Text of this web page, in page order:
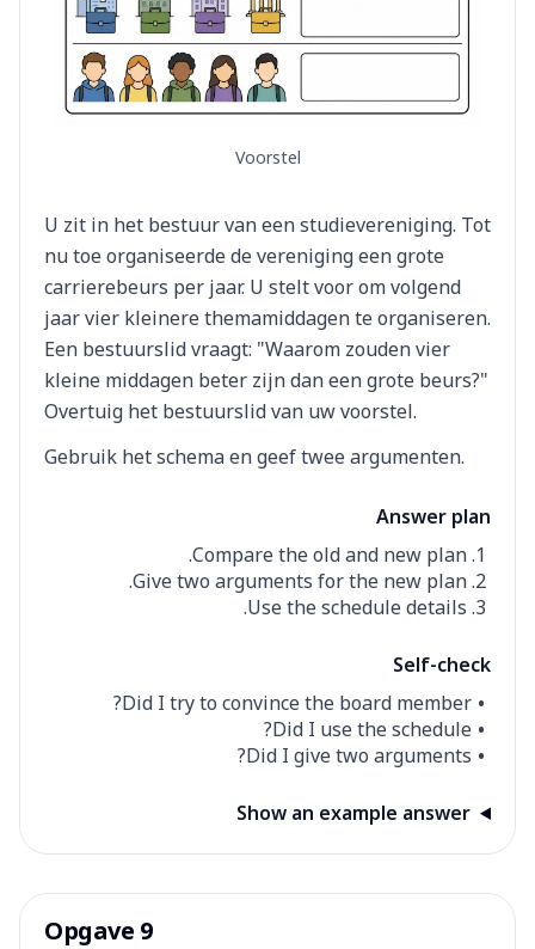
Voorstel
U zit in het bestuur van een studievereniging. Tot
nu toe organiseerde de vereniging een grote
carrierebeurs per jaar. U stelt voor om volgend
jaar vier kleinere themamiddagen te organiseren.
Een bestuurslid vraagt: "Waarom zouden vier
kleine middagen beter zijn dan een grote beurs?"
Overtuig het bestuurslid van uw voorstel.
Gebruik het schema en geef twee argumenten.
Answer plan
Compare the old and new plan.
Give two arguments for the new plan.
Use the schedule details.
Self-check
Did I try to convince the board member?
Did I use the schedule?
Did I give two arguments?
Show an example answer
Opgave 9